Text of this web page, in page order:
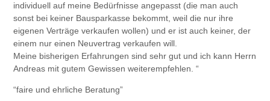
individuell auf meine Bedürfnisse angepasst (die man auch
sonst bei keiner Bausparkasse bekommt, weil die nur ihre
eigenen Verträge verkaufen wollen) und er ist auch keiner, der
einem nur einen Neuvertrag verkaufen will.
Meine bisherigen Erfahrungen sind sehr gut und ich kann Herrn
Andreas mit gutem Gewissen weiterempfehlen. “
“faire und ehrliche Beratung”